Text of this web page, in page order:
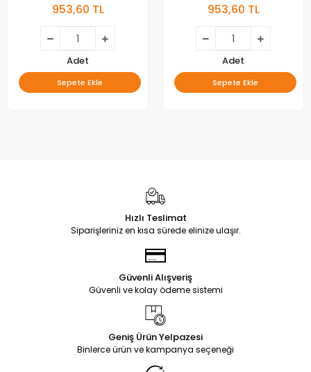
953,60 TL
Adet
Sepete Ekle
953,60 TL
Adet
Sepete Ekle
Hızlı Teslimat
Siparişleriniz en kısa sürede elinize ulaşır.
Güvenli Alışveriş
Güvenli ve kolay ödeme sistemi
Geniş Ürün Yelpazesi
Binlerce ürün ve kampanya seçeneği